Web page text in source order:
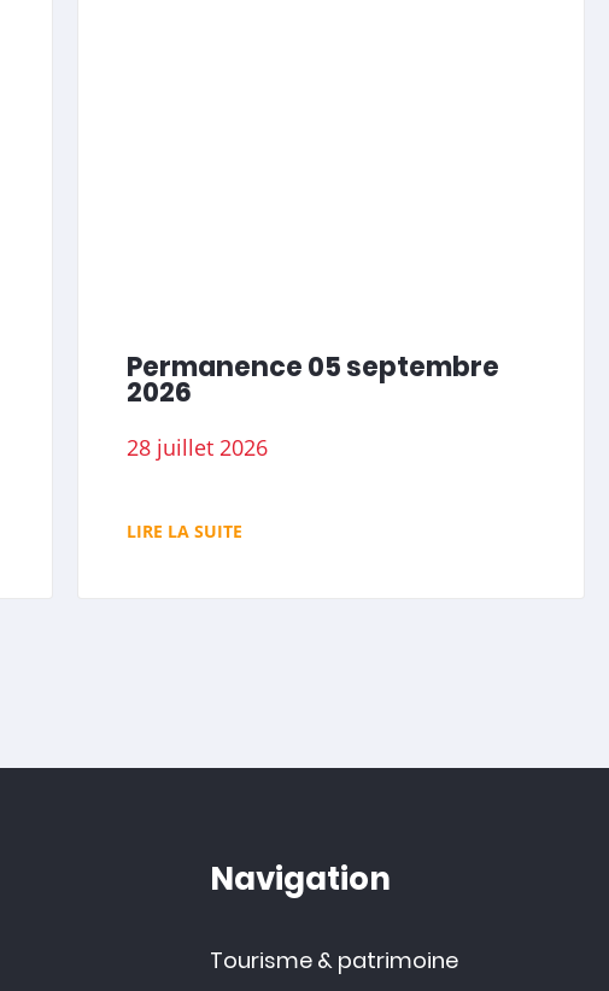
Permanence 05 septembre
2026
28 juillet 2026
LIRE LA SUITE
Navigation
Tourisme & patrimoine